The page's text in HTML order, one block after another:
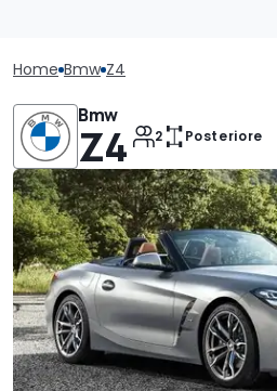
Home Bmw Z4
Bmw
Z4 2 Posteriore